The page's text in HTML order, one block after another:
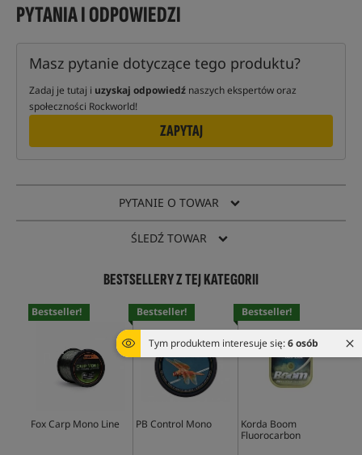
Tym produktem interesuje się:6 osób
PYTANIA I ODPOWIEDZI
Masz pytanie dotyczące tego produktu?
Zadaj je tutaj i uzyskaj odpowiedź naszych ekspertów oraz
społeczności Rockworld!
ZAPYTAJ
PYTANIE O TOWAR
ŚLEDŹ TOWAR
BESTSELLERY Z TEJ KATEGORII
Bestseller!
Fox Carp Mono Line
Bestseller!
PB Control Mono
Bestseller!
Korda Boom
Fluorocarbon